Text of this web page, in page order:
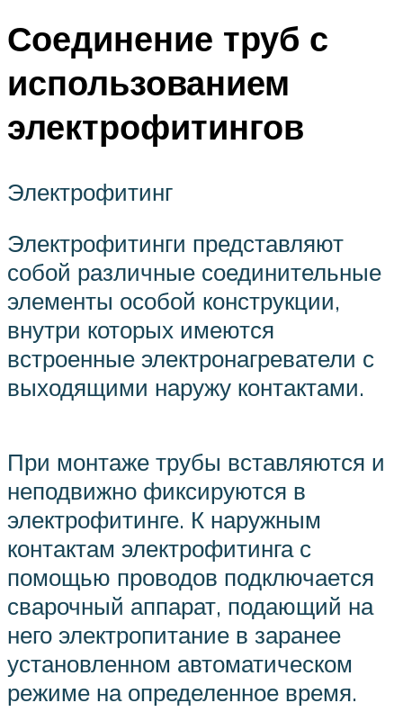
Соединение труб с
использованием
электрофитингов
Электрофитинг
Электрофитинги представляют
собой различные соединительные
элементы особой конструкции,
внутри которых имеются
встроенные электронагреватели с
выходящими наружу контактами.
При монтаже трубы вставляются и
неподвижно фиксируются в
электрофитинге. К наружным
контактам электрофитинга с
помощью проводов подключается
сварочный аппарат, подающий на
него электропитание в заранее
установленном автоматическом
режиме на определенное время.